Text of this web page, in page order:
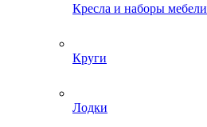
Кресла и наборы мебели
Круги
Лодки